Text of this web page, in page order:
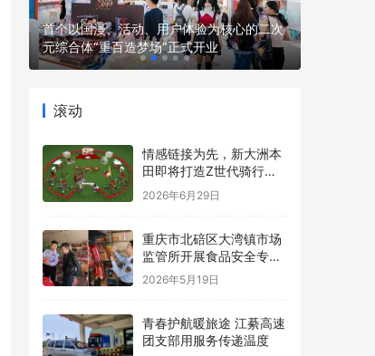
首个以国漫、活动、用户体验为核心的二次
元综合体“重百造梦场”正式开业
滚动
情感链接为先，新大洲本
田即将打造Z世代骑行内
容新标杆
2026年6月29日
重庆市北碚区大湾镇市场
监管所开展食品安全专项
检查
2026年5月19日
青春护航暖旅途 江綦高速
团支部用服务传递温度